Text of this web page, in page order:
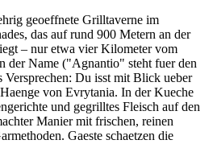
geoeffnete Grilltaverne im
das auf rund 900 Metern an der
– nur etwa vier Kilometer vom
der Name ("Agnantio" steht fuer den
Versprechen: Du isst mit Blick ueber
von Evrytania. In der Kueche
und gegrilltes Fleisch auf den
Manier mit frischen, reinen
Gaeste schaetzen die